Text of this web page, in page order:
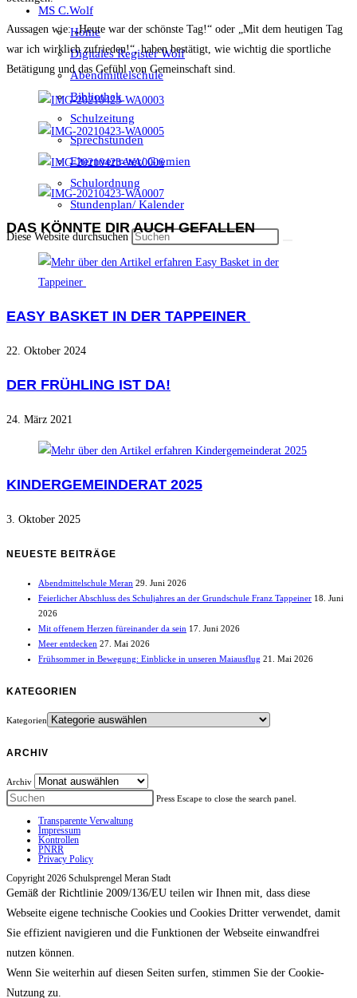
MS C.Wolf
Home
Digitales Register Wolf
Abendmittelschule
Bibliothek
Schulzeitung
Sprechstunden
Elternvertreter/ Gremien
Schulordnung
Stundenplan/ Kalender
Diese Website durchsuchen
Aussagen wie: „Heute war der schönste Tag!“ oder „Mit dem heutigen Tag
war ich wirklich zufrieden!“, haben bestätigt, wie wichtig die sportliche
Betätigung und das Gefühl von Gemeinschaft sind.
DAS KÖNNTE DIR AUCH GEFALLEN
EASY BASKET IN DER TAPPEINER
22. Oktober 2024
DER FRÜHLING IST DA!
24. März 2021
KINDERGEMEINDERAT 2025
3. Oktober 2025
NEUESTE BEITRÄGE
Abendmittelschule Meran 29. Juni 2026
Feierlicher Abschluss des Schuljahres an der Grundschule Franz Tappeiner 18. Juni
2026
Mit offenem Herzen füreinander da sein 17. Juni 2026
Meer entdecken 27. Mai 2026
Frühsommer in Bewegung: Einblicke in unseren Maiausflug 21. Mai 2026
KATEGORIEN
Kategorien
ARCHIV
Archiv
Press Escape to close the search panel.
Transparente Verwaltung
Impressum
Kontrollen
PNRR
Privacy Policy
Copyright 2026 Schulsprengel Meran Stadt
Gemäß der Richtlinie 2009/136/EU teilen wir Ihnen mit, dass diese
Webseite eigene technische Cookies und Cookies Dritter verwendet, damit
Sie effizient navigieren und die Funktionen der Webseite einwandfrei
nutzen können.
Wenn Sie weiterhin auf diesen Seiten surfen, stimmen Sie der Cookie-
Nutzung zu.